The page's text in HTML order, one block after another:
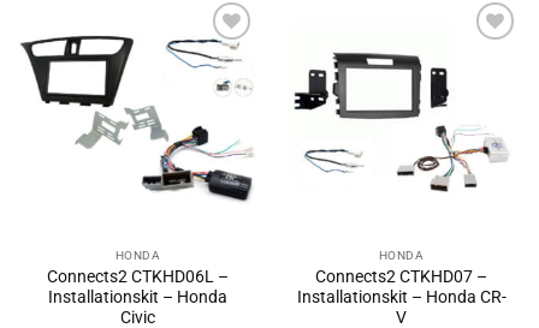
Lägg till i
önskelistan
HONDA
Connects2 CTKHD06L –
Installationskit – Honda
Civic
Lägg till i
önskelistan
HONDA
Connects2 CTKHD07 –
Installationskit – Honda CR-
V